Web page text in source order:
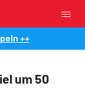
++
um 50